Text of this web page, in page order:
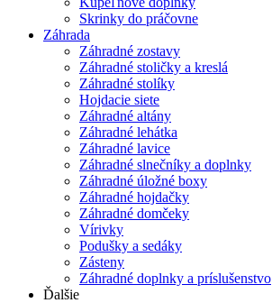
Skrinky do práčovne
Záhrada
Záhradné zostavy
Záhradné stoličky a kreslá
Záhradné stolíky
Hojdacie siete
Záhradné altány
Záhradné lehátka
Záhradné lavice
Záhradné slnečníky a doplnky
Záhradné úložné boxy
Záhradné hojdačky
Záhradné domčeky
Vírivky
Podušky a sedáky
Zásteny
Záhradné doplnky a príslušenstvo
Ďalšie